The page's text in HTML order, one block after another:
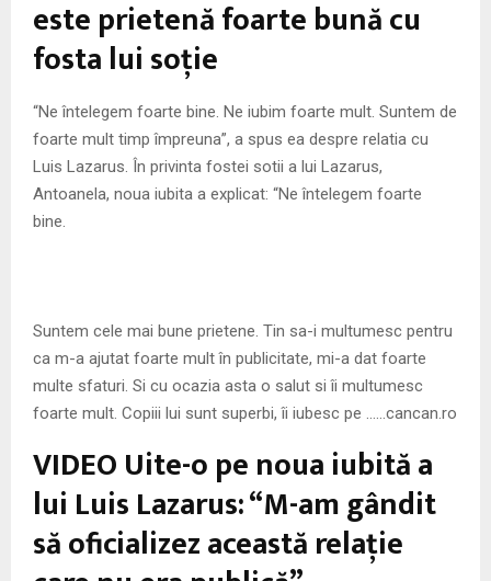
U
este prietenă foarte bună cu
fosta lui soţie
“Ne întelegem foarte bine. Ne iubim foarte mult. Suntem de
foarte mult timp împreuna”, a spus ea despre relatia cu
Luis Lazarus. În privinta fostei sotii a lui Lazarus,
Antoanela, noua iubita a explicat: “Ne întelegem foarte
bine.
Suntem cele mai bune prietene. Tin sa-i multumesc pentru
ca m-a ajutat foarte mult în publicitate, mi-a dat foarte
multe sfaturi. Si cu ocazia asta o salut si îi multumesc
foarte mult. Copiii lui sunt superbi, îi iubesc pe ……cancan.ro
VIDEO Uite-o pe noua iubită a
lui Luis Lazarus: “M-am gândit
să oficializez această relaţie